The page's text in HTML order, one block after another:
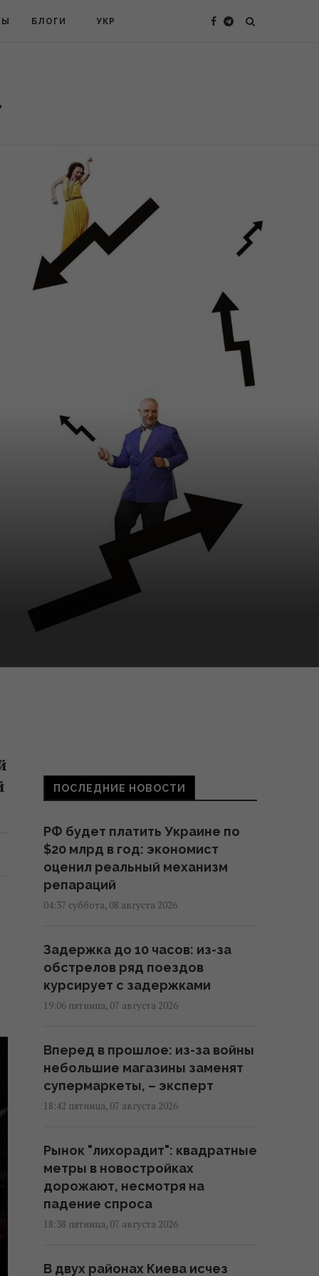
БЛОГИ УКР
ПОСЛЕДНИЕ НОВОСТИ
РФ будет платить Украине по
$20 млрд в год: экономист
оценил реальный механизм
репараций
04:37 суббота, 08 августа 2026
Задержка до 10 часов: из-за
обстрелов ряд поездов
курсирует с задержками
19:06 пятница, 07 августа 2026
Вперед в прошлое: из-за войны
небольшие магазины заменят
супермаркеты, – эксперт
18:42 пятница, 07 августа 2026
Рынок "лихорадит": квадратные
метры в новостройках
дорожают, несмотря на
падение спроса
18:38 пятница, 07 августа 2026
В двух районах Киева исчез